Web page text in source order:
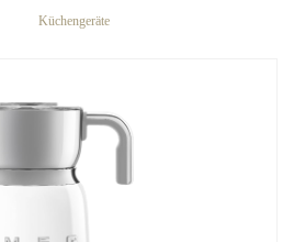
Küchengeräte